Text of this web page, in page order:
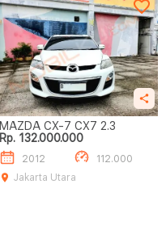
MAZDA CX-7 CX7 2.3
Rp. 132.000.000
2012
112.000
Jakarta Utara